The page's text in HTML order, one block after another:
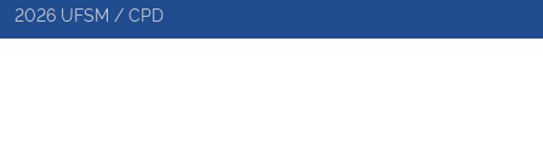
2026 UFSM / CPD